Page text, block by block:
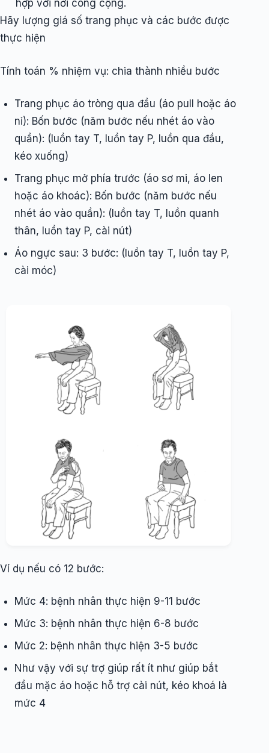
hợp với nơi công cộng.
Hãy lượng giá số trang phục và các bước được
thực hiện
Tính toán % nhiệm vụ: chia thành nhiều bước
Trang phục áo tròng qua đầu (áo pull hoặc áo
nỉ): Bốn bước (năm bước nếu nhét áo vào
quần): (luồn tay T, luồn tay P, luồn qua đầu,
kéo xuống)
Trang phục mở phía trước (áo sơ mi, áo len
hoặc áo khoác): Bốn bước (năm bước nếu
nhét áo vào quần): (luồn tay T, luồn quanh
thân, luồn tay P, cài nút)
Áo ngực sau: 3 bước: (luồn tay T, luồn tay P,
cài móc)
Ví dụ nếu có 12 bước:
Mức 4: bệnh nhân thực hiện 9-11 bước
Mức 3: bệnh nhân thực hiện 6-8 bước
Mức 2: bệnh nhân thực hiện 3-5 bước
Như vậy với sự trợ giúp rất ít như giúp bắt
đầu mặc áo hoặc hỗ trợ cài nút, kéo khoá là
mức 4